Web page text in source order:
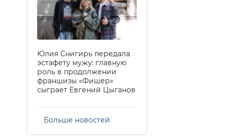
Юлия Снигирь передала
эстафету мужу: главную
роль в продолжении
франшизы «Фишер»
сыграет Евгений Цыганов
Больше новостей